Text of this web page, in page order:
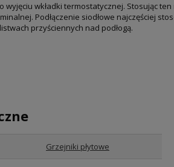
wyjęciu wkładki termostatycznej. Stosując
Podłączenie siodłowe najczęściej
przyściennych nad podłogą.
Grzejniki płytowe